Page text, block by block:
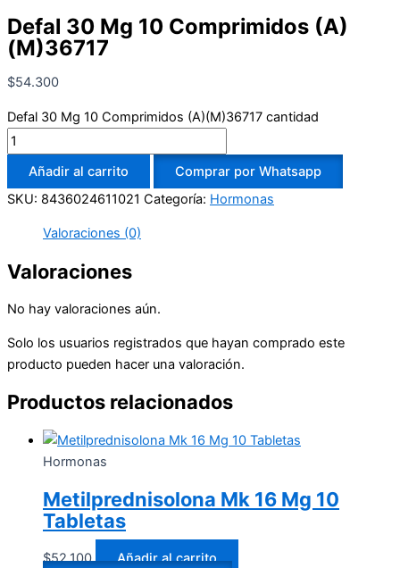
Defal 30 Mg 10 Comprimidos (A)
(M)36717
$54.300
Defal 30 Mg 10 Comprimidos (A)(M)36717 cantidad
Añadir al carrito
Comprar por Whatsapp
SKU: 8436024611021 Categoría: Hormonas
Valoraciones (0)
Valoraciones
No hay valoraciones aún.
Solo los usuarios registrados que hayan comprado este
producto pueden hacer una valoración.
Productos relacionados
Hormonas
Metilprednisolona Mk 16 Mg 10
Tabletas
$52.100
Añadir al carrito